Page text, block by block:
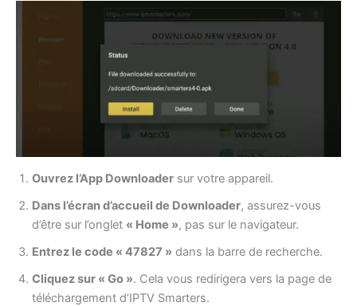
Ouvrez l’App Downloader sur votre appareil.
Dans l’écran d’accueil de Downloader, assurez-vous
d’être sur l’onglet « Home », pas sur le navigateur.
Entrez le code « 47827 » dans la barre de recherche.
Cliquez sur « Go ». Cela vous redirigera vers la page de
téléchargement d’IPTV Smarters.